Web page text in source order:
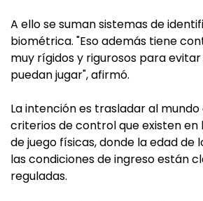
A ello se suman sistemas de
biométrica. "Eso además tiene
muy rígidos y rigurosos para
puedan jugar", afirmó.
La intención es trasladar al
criterios de control que existen en
de juego físicas, donde la edad de
las condiciones de ingreso están
reguladas.